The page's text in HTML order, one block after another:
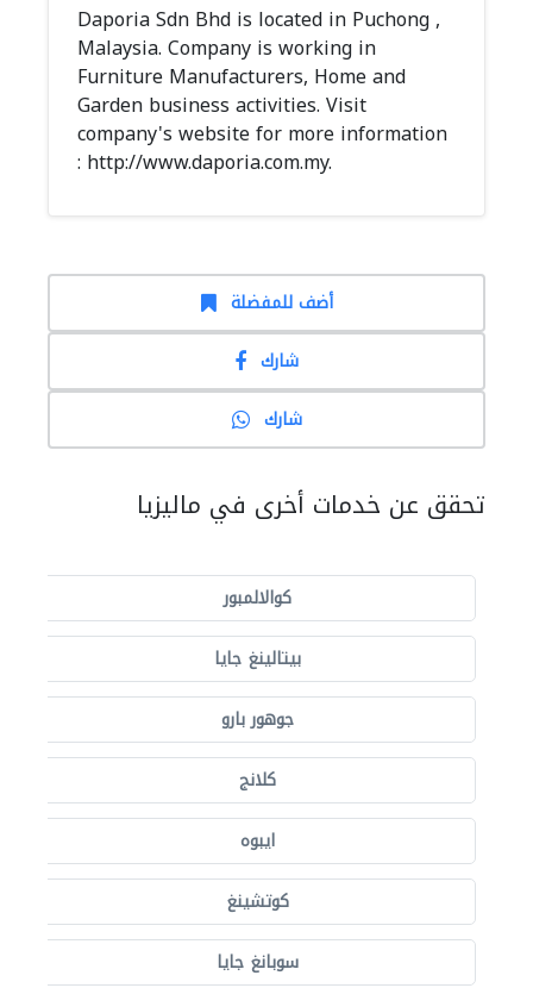
Daporia Sdn Bhd is located in Puchong ,
Malaysia. Company is working in
Furniture Manufacturers, Home and
Garden business activities. Visit
company's website for more information
: http://www.daporia.com.my.
أضف للمفضلة
شارك
شارك
تحقق عن خدمات أخرى في ماليزيا
كوالالمبور
بيتالينغ جايا
جوهور بارو
كلانج
ايبوه
كوتشينغ
سوبانغ جايا